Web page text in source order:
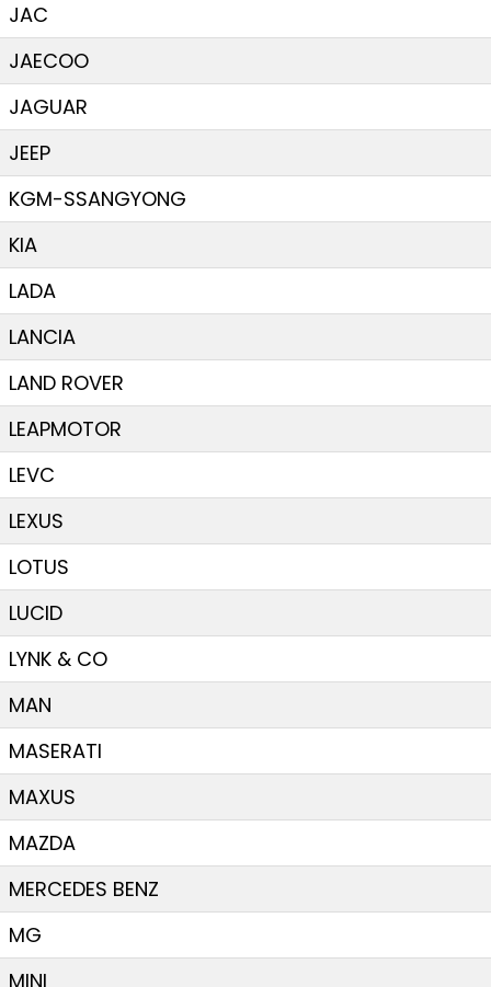
JAC
JAECOO
JAGUAR
JEEP
KGM-SSANGYONG
KIA
LADA
LANCIA
LAND ROVER
LEAPMOTOR
LEVC
LEXUS
LOTUS
LUCID
LYNK & CO
MAN
MASERATI
MAXUS
MAZDA
MERCEDES BENZ
MG
MINI